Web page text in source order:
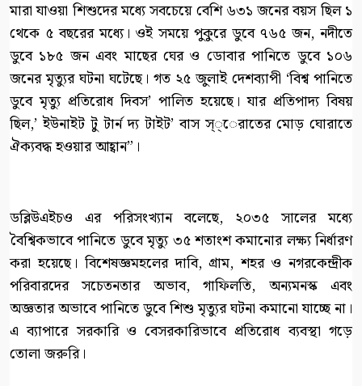
মারা যাওয়া শিশুদের মধ্যে সবচেয়ে বেশি ৬৩১ জনের বয়স ছিল ১
থেকে ৫ বছরের মধ্যে। ওই সময়ে পুকুরে ডুবে ৭৬৫ জন, নদীতে
ডুবে ১৮৫ জন এবং মাছের ঘের ও ডোবার পানিতে ডুবে ১০৬
জনের মৃত্যুর ঘটনা ঘটেছে। গত ২৫ জুলাই দেশব্যাপী ‘বিশ্ব পানিতে
ডুবে মৃত্যু প্রতিরোধ দিবস’ পালিত হয়েছে। যার প্রতিপাদ্য বিষয়
ছিল,’ ইউনাইট টু টার্ন দ্য টাইট’ বাস স্্েরাতের মোড় ঘোরাতে
ঐক্যবদ্ধ হওয়ার আহ্বান”।
ডব্লিউএইচও এর পরিসংখ্যান বলেছে, ২০৩৫ সালের মধ্যে
বৈশ্বিকভাবে পানিতে ডুবে মৃত্যু ৩৫ শতাংশ কমানোর লক্ষ্য নির্ধারণ
করা হয়েছে। বিশেষজ্ঞমহলের দাবি, গ্রাম, শহর ও নগরকেন্দ্রীক
পরিবারদের সচেতনতার অভাব, গাফিলতি, অন্যমনস্ক এবং
অজ্ঞতার অভাবে পানিতে ডুবে শিশু মৃত্যুর ঘটনা কমানো যাচ্ছে না।
এ ব্যাপারে সরকারি ও বেসরকারিভাবে প্রতিরোধ ব্যবস্থা গড়ে
তোলা জরুরি।